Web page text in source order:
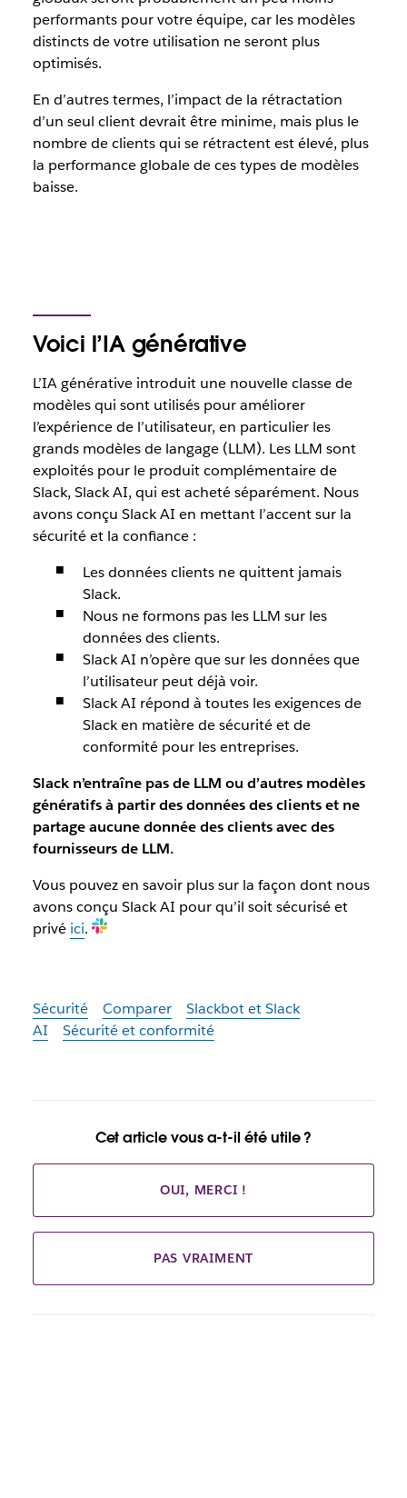
performants pour votre équipe, car les modèles
distincts de votre utilisation ne seront plus
optimisés.
En d’autres termes, l’impact de la rétractation
d’un seul client devrait être minime, mais plus le
nombre de clients qui se rétractent est élevé, plus
la performance globale de ces types de modèles
baisse.
Voici l’IA générative
L’IA générative introduit une nouvelle classe de
modèles qui sont utilisés pour améliorer
l’expérience de l’utilisateur, en particulier les
grands modèles de langage (LLM). Les LLM sont
exploités pour le produit complémentaire de
Slack, Slack AI, qui est acheté séparément. Nous
avons conçu Slack AI en mettant l’accent sur la
sécurité et la confiance :
Les données clients ne quittent jamais
Slack.
Nous ne formons pas les LLM sur les
données des clients.
Slack AI n’opère que sur les données que
l’utilisateur peut déjà voir.
Slack AI répond à toutes les exigences de
Slack en matière de sécurité et de
conformité pour les entreprises.
Slack n’entraîne pas de LLM ou d’autres modèles
génératifs à partir des données des clients et ne
partage aucune donnée des clients avec des
fournisseurs de LLM.
Vous pouvez en savoir plus sur la façon dont nous
avons conçu Slack AI pour qu’il soit sécurisé et
privé ici.
Sécurité Comparer
Slackbot et Slack
AI
Sécurité et conformité
Cet article vous a-t-il été utile ?
OUI, MERCI !
PAS VRAIMENT